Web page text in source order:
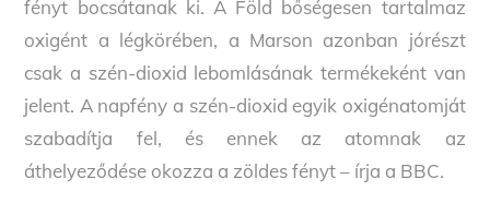
fényt bocsátanak ki. A Föld bőségesen tartalmaz
oxigént a légkörében, a Marson azonban jórészt
csak a szén-dioxid lebomlásának termékeként van
jelent. A napfény a szén-dioxid egyik oxigénatomját
szabadítja fel, és ennek az atomnak az
áthelyeződése okozza a zöldes fényt – írja a BBC.